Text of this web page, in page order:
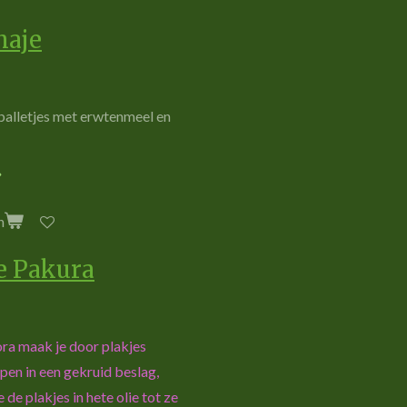
tjes met erwtenmeel en
Pakura
maak je door plakjes
in een gekruid beslag,
de plakjes in hete olie tot ze